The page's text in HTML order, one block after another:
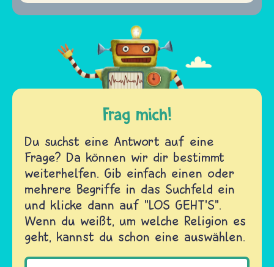
Frag mich!
Du suchst eine Antwort auf eine
Frage? Da können wir dir bestimmt
weiterhelfen. Gib einfach einen oder
mehrere Begriffe in das Suchfeld ein
und klicke dann auf "LOS GEHT'S".
Wenn du weißt, um welche Religion es
geht, kannst du schon eine auswählen.